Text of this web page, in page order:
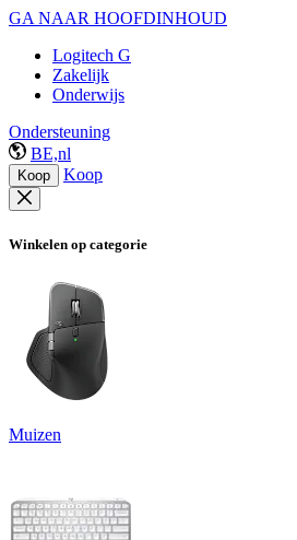
GA NAAR HOOFDINHOUD
Logitech G
Zakelijk
Onderwijs
Ondersteuning
BE,nl
Koop Koop
Winkelen op categorie
Muizen